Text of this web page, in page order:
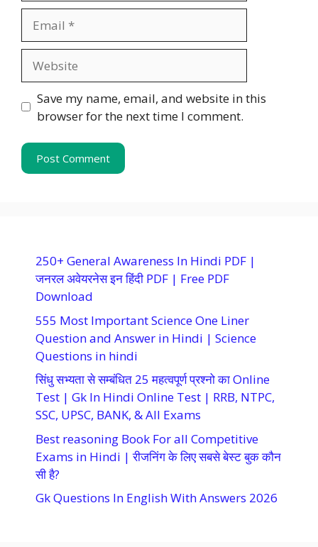
Save my name, email, and website in this
browser for the next time I comment.
250+ General Awareness In Hindi PDF |
जनरल अवेयरनेस इन हिंदी PDF | Free PDF
Download
555 Most Important Science One Liner
Question and Answer in Hindi | Science
Questions in hindi
सिंधु सभ्यता से सम्बंधित 25 महत्वपूर्ण प्रश्नो का Online
Test | Gk In Hindi Online Test | RRB, NTPC,
SSC, UPSC, BANK, & All Exams
Best reasoning Book For all Competitive
Exams in Hindi | रीजनिंग के लिए सबसे बेस्ट बुक कौन
सी है?
Gk Questions In English With Answers 2026